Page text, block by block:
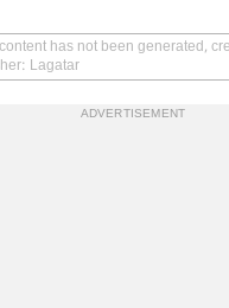
has not been generated,
Lagatar
ADVERTISEMENT